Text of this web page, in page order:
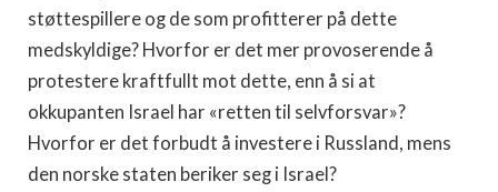
støttespillere og de som profitterer på dette
medskyldige? Hvorfor er det mer provoserende å
protestere kraftfullt mot dette, enn å si at
okkupanten Israel har «retten til selvforsvar»?
Hvorfor er det forbudt å investere i Russland, mens
den norske staten beriker seg i Israel?